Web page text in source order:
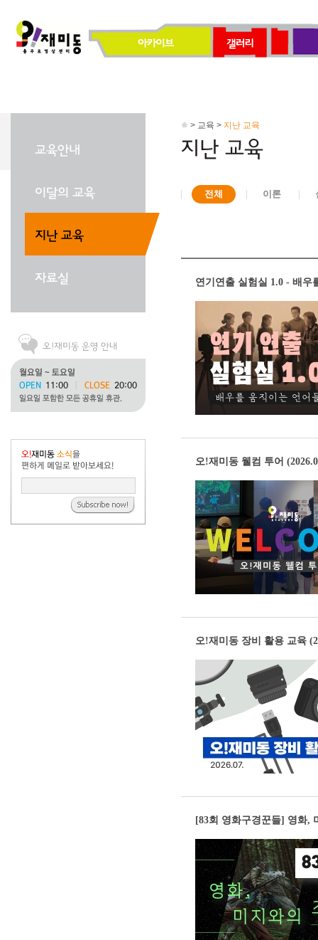
> 교육 > 지난 교육
전체 이론
연기연출 실험실 1.0 - 배우
오!재미동 웰컴 투어
오!재미동 장비 활용 교육
[83회 영화구경꾼들] 영화,